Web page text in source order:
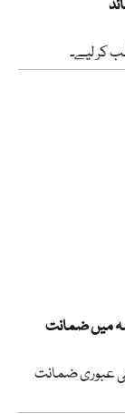
میں ضمانت
عبوری ضمانت